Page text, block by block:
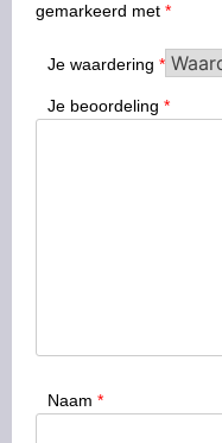
gemarkeerd met *
Je waardering *
Je beoordeling *
Naam *